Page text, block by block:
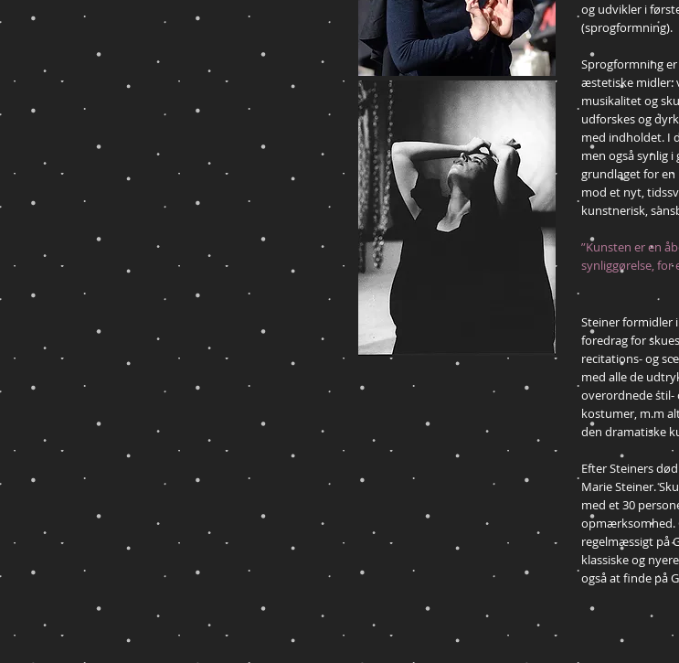
og udvikler i
(sprogformning).
Sprogformning
æstetiske midler:
musikalitet og
udforskes og
med indholdet. I
men også synlig
grundlaget for
mod et nyt,
kunstnerisk,
”Kunsten er en
synliggørelse, for
Steiner formidler
foredrag for
recitations- og
med alle de
overordnede
kostumer, m.m
den dramatiske
Efter Steiners
Marie Steiner.
med et 30
opmærksomhed.
regelmæssigt på
klassiske og
også at finde på